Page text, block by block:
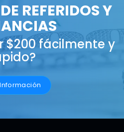
REFERIDOS Y
$200 fácilmente y